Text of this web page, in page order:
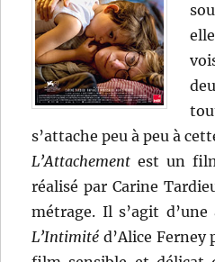
s’attache peu à peu à
L’Attachement est un
réalisé par Carine
métrage. Il s’agit
L’Intimité d’Alice Ferney